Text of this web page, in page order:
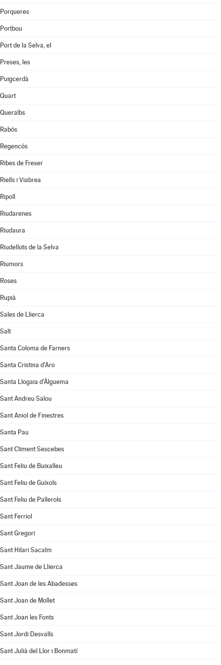
Porqueres
Portbou
Port de la Selva, el
Preses, les
Puigcerdà
Quart
Queralbs
Rabós
Regencós
Ribes de Freser
Riells i Viabrea
Ripoll
Riudarenes
Riudaura
Riudellots de la Selva
Riumors
Roses
Rupià
Sales de Llierca
Salt
Santa Coloma de Farners
Santa Cristina d'Aro
Santa Llogaia d'Àlguema
Sant Andreu Salou
Sant Aniol de Finestres
Santa Pau
Sant Climent Sescebes
Sant Feliu de Buixalleu
Sant Feliu de Guíxols
Sant Feliu de Pallerols
Sant Ferriol
Sant Gregori
Sant Hilari Sacalm
Sant Jaume de Llierca
Sant Joan de les Abadesses
Sant Joan de Mollet
Sant Joan les Fonts
Sant Jordi Desvalls
Sant Julià del Llor i Bonmatí